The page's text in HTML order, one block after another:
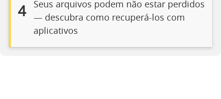
4
Seus arquivos podem não estar perdidos
— descubra como recuperá-los com
aplicativos